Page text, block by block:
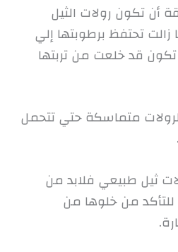
أن تكون رولات الثيل
تحتفظ برطوبتها إلي
قد خلعت من تربتها
متماسكة حتي تتحمل
ثيل طبيعي فلابد من
من خلوها من